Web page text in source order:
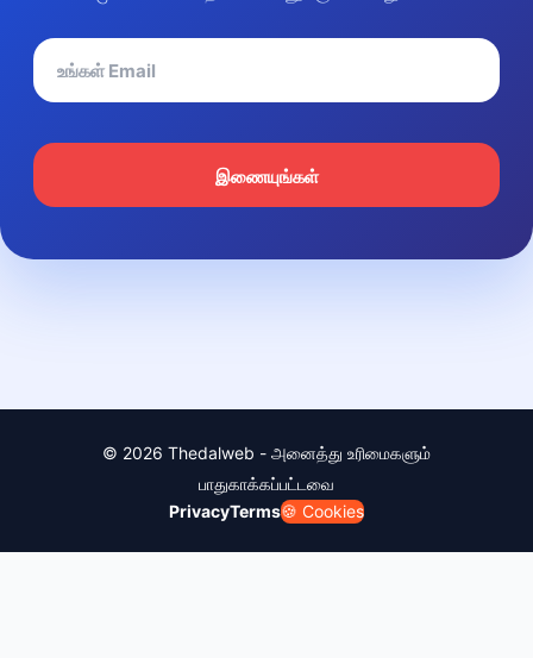
இணையுங்கள்
© 2026 Thedalweb - அனைத்து உரிமைகளும்
பாதுகாக்கப்பட்டவை
PrivacyTerms🍪 Cookies